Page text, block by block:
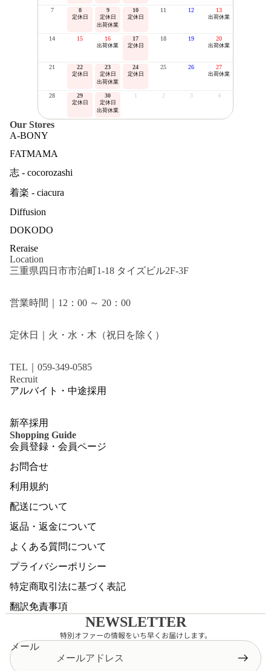
7 8
定休日
9
定休日
出荷休業
10
定休日
11 12 13
出荷休業
14 15 16
出荷休業
17
定休日
18 19 20
出荷休業
21 22
定休日
23
定休日
出荷休業
24
定休日
25 26 27
出荷休業
28 29
定休日
30
定休日
出荷休業
1 2 3 4
Our Stores
A-BONY
FATMAMA
志 - cocorozashi
着楽 - ciacura
Diffusion
DOKODO
Reraise
Location
三重県四日市市泊町1-18 タイズビル2F-3F
営業時間｜12：00 ～ 20：00
定休日｜火・水・木（祝日を除く）
TEL｜059-349-0585
Recruit
アルバイト・中途採用
新卒採用
Shopping Guide
会員登録・会員ページ
お問合せ
利用規約
配送について
返品・返金について
よくある質問について
プライバシーポリシー
特定商取引法に基づく表記
翻訳免責事項
NEWSLETTER
特別オファーの情報をいち早くお届けします。
メール